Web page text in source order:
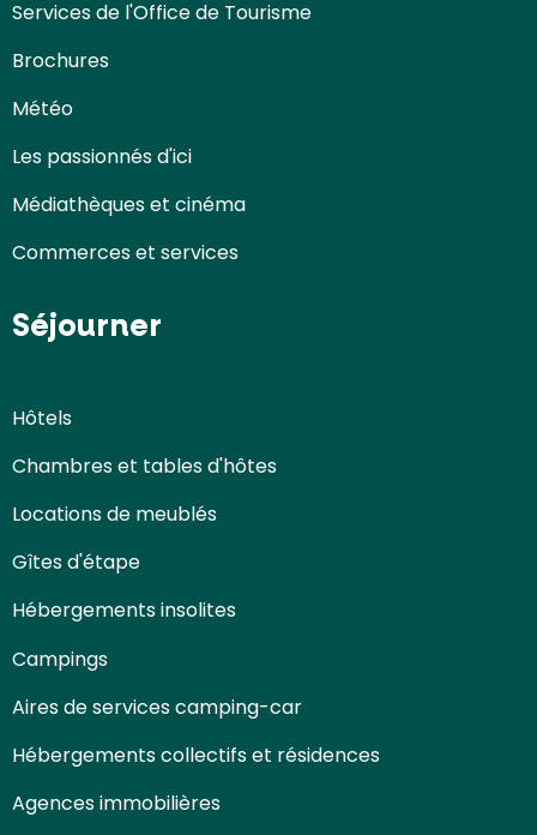
Services de l'Office de Tourisme
Brochures
Météo
Les passionnés d'ici
Médiathèques et cinéma
Commerces et services
Séjourner
Hôtels
Chambres et tables d'hôtes
Locations de meublés
Gîtes d'étape
Hébergements insolites
Campings
Aires de services camping-car
Hébergements collectifs et résidences
Agences immobilières